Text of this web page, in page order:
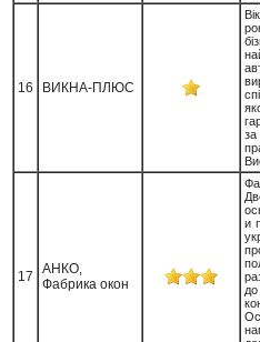
16 ВИКНА-ПЛЮС
17
АНКО,
Фабрика окон
и